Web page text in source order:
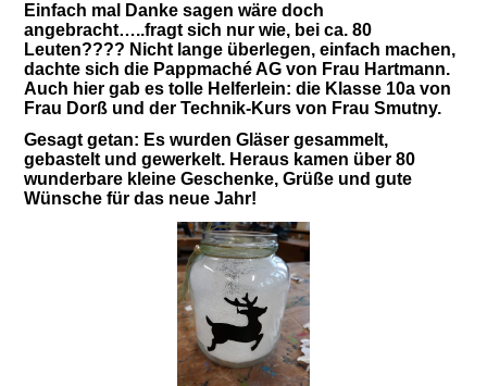
Einfach mal Danke sagen wäre doch
angebracht…..fragt sich nur wie, bei ca. 80
Leuten???? Nicht lange überlegen, einfach machen,
dachte sich die Pappmaché AG von Frau Hartmann.
Auch hier gab es tolle Helferlein: die Klasse 10a von
Frau Dorß und der Technik-Kurs von Frau Smutny.
Gesagt getan: Es wurden Gläser gesammelt,
gebastelt und gewerkelt. Heraus kamen über 80
wunderbare kleine Geschenke, Grüße und gute
Wünsche für das neue Jahr!